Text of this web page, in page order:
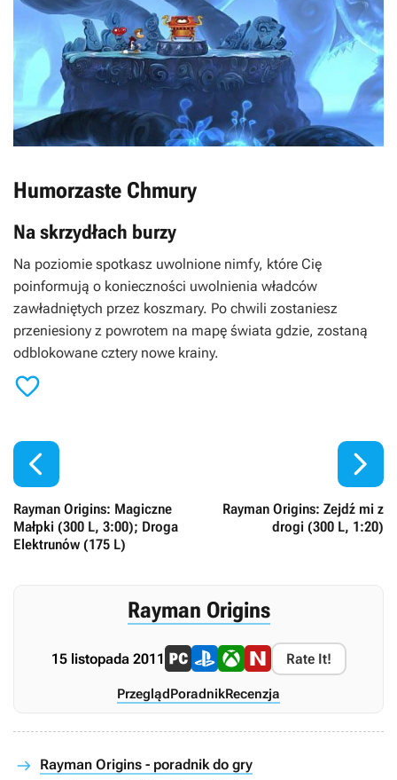
Humorzaste Chmury
Na skrzydłach burzy
Na poziomie spotkasz uwolnione nimfy, które Cię
poinformują o konieczności uwolnienia władców
zawładniętych przez koszmary. Po chwili zostaniesz
przeniesiony z powrotem na mapę świata gdzie, zostaną
odblokowane cztery nowe krainy.


Rayman Origins: Magiczne
Małpki (300 L, 3:00); Droga
Elektrunów (175 L)
Rayman Origins: Zejdź mi z
drogi (300 L, 1:20)

Rayman Origins
15 listopada 2011 Rate It!
PrzeglądPoradnikRecenzja
Rayman Origins - poradnik do gry